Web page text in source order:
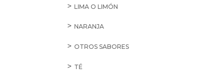
LIMA O LIMÓN
NARANJA
OTROS SABORES
TÉ